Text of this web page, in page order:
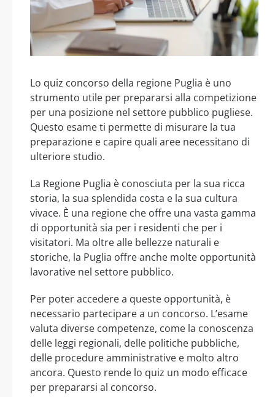
Lo quiz concorso della regione Puglia è uno
strumento utile per prepararsi alla competizione
per una posizione nel settore pubblico pugliese.
Questo esame ti permette di misurare la tua
preparazione e capire quali aree necessitano di
ulteriore studio.
La Regione Puglia è conosciuta per la sua ricca
storia, la sua splendida costa e la sua cultura
vivace. È una regione che offre una vasta gamma
di opportunità sia per i residenti che per i
visitatori. Ma oltre alle bellezze naturali e
storiche, la Puglia offre anche molte opportunità
lavorative nel settore pubblico.
Per poter accedere a queste opportunità, è
necessario partecipare a un concorso. L’esame
valuta diverse competenze, come la conoscenza
delle leggi regionali, delle politiche pubbliche,
delle procedure amministrative e molto altro
ancora. Questo rende lo quiz un modo efficace
per prepararsi al concorso.